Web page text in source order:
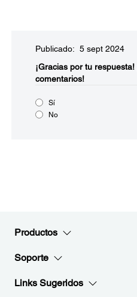
Publicado: 5 sept 2024
¡Gracias por tu respuesta!
comentarios!
Sí
No
Productos
Soporte
Links Sugeridos